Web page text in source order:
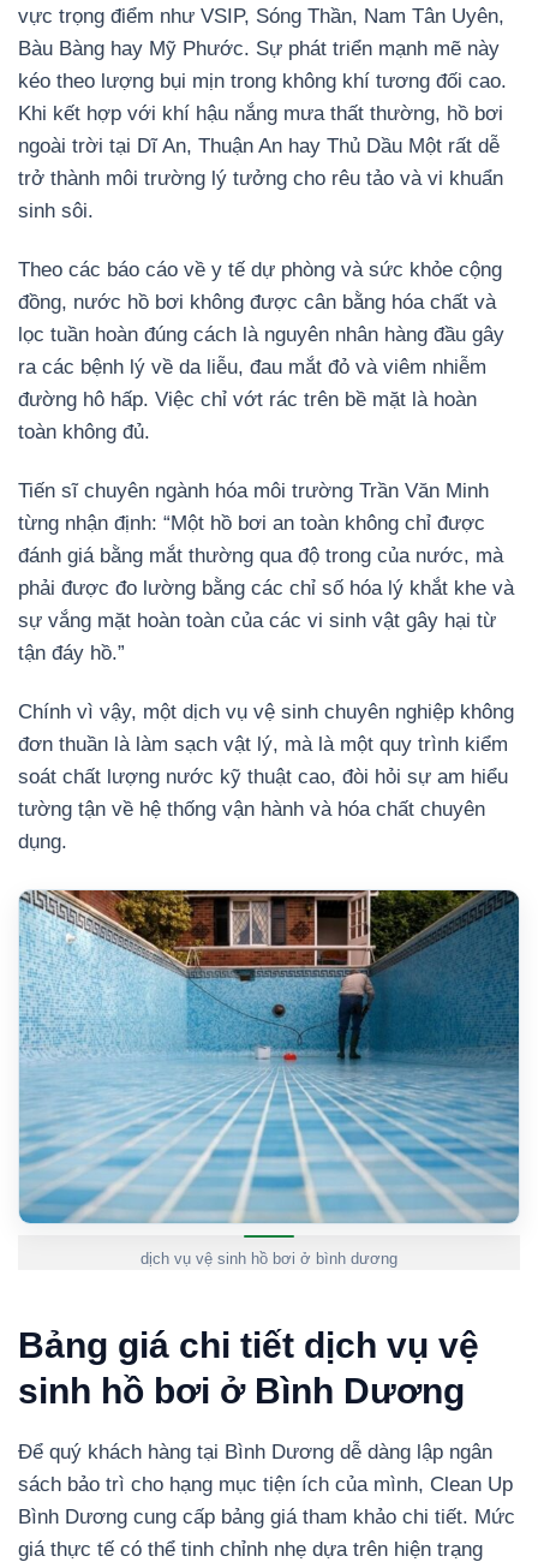
vực trọng điểm như VSIP, Sóng Thần, Nam Tân Uyên,
Bàu Bàng hay Mỹ Phước. Sự phát triển mạnh mẽ này
kéo theo lượng bụi mịn trong không khí tương đối cao.
Khi kết hợp với khí hậu nắng mưa thất thường, hồ bơi
ngoài trời tại Dĩ An, Thuận An hay Thủ Dầu Một rất dễ
trở thành môi trường lý tưởng cho rêu tảo và vi khuẩn
sinh sôi.
Theo các báo cáo về y tế dự phòng và sức khỏe cộng
đồng, nước hồ bơi không được cân bằng hóa chất và
lọc tuần hoàn đúng cách là nguyên nhân hàng đầu gây
ra các bệnh lý về da liễu, đau mắt đỏ và viêm nhiễm
đường hô hấp. Việc chỉ vớt rác trên bề mặt là hoàn
toàn không đủ.
Tiến sĩ chuyên ngành hóa môi trường Trần Văn Minh
từng nhận định: “Một hồ bơi an toàn không chỉ được
đánh giá bằng mắt thường qua độ trong của nước, mà
phải được đo lường bằng các chỉ số hóa lý khắt khe và
sự vắng mặt hoàn toàn của các vi sinh vật gây hại từ
tận đáy hồ.”
Chính vì vậy, một dịch vụ vệ sinh chuyên nghiệp không
đơn thuần là làm sạch vật lý, mà là một quy trình kiểm
soát chất lượng nước kỹ thuật cao, đòi hỏi sự am hiểu
tường tận về hệ thống vận hành và hóa chất chuyên
dụng.
dịch vụ vệ sinh hồ bơi ở bình dương
Bảng giá chi tiết dịch vụ vệ
sinh hồ bơi ở Bình Dương
Để quý khách hàng tại Bình Dương dễ dàng lập ngân
sách bảo trì cho hạng mục tiện ích của mình, Clean Up
Bình Dương cung cấp bảng giá tham khảo chi tiết. Mức
giá thực tế có thể tinh chỉnh nhẹ dựa trên hiện trạng